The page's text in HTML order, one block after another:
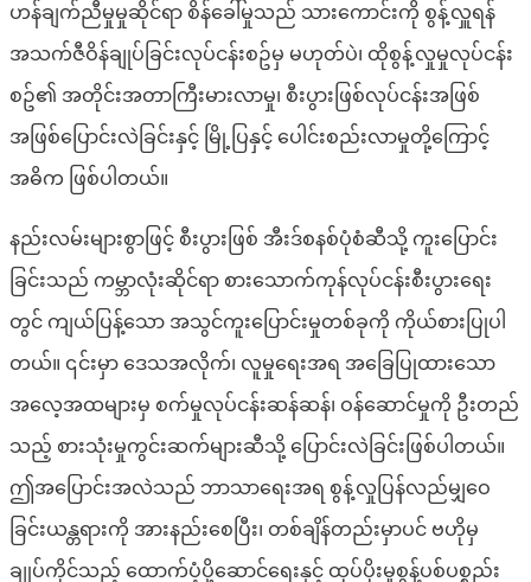
ဟန်ချက်ညီမှုမှုဆိုင်ရာ စိန်ခေါ်မှုသည် သားကောင်းကို စွန့်လှူရန်
အသက်ဇီဝိန်ချုပ်ခြင်းလုပ်ငန်းစဥ်မှ မဟုတ်ပဲ၊ ထိုစွန့်လှုမှုလုပ်ငန်း
စဥ်၏ အတိုင်းအတာကြီးမားလာမှု၊ စီးပွားဖြစ်လုပ်ငန်းအဖြစ်
အဖြစ်ပြောင်းလဲခြင်းနှင့် မြို့ပြနှင့် ပေါင်းစည်းလာမှုတို့ကြောင့်
အဓိက ဖြစ်ပါတယ်။
နည်းလမ်းများစွာဖြင့် စီးပွားဖြစ် အီးဒ်စနစ်ပုံစံဆီသို့ ကူးပြောင်း
ခြင်းသည် ကမ္ဘာလုံးဆိုင်ရာ စားသောက်ကုန်လုပ်ငန်းစီးပွားရေး
တွင် ကျယ်ပြန့်သော အသွင်ကူးပြောင်းမှုတစ်ခုကို ကိုယ်စားပြုပါ
တယ်။ ၎င်းမှာ ဒေသအလိုက်၊ လူမှုရေးအရ အခြေပြုထားသော
အလေ့အထများမှ စက်မှုလုပ်ငန်းဆန်ဆန်၊ ဝန်ဆောင်မှုကို ဦးတည်
သည့် စားသုံးမှုကွင်းဆက်များဆီသို့ ပြောင်းလဲခြင်းဖြစ်ပါတယ်။
ဤအပြောင်းအလဲသည် ဘာသာရေးအရ စွန့်လှုပြန်လည်မျှဝေ
ခြင်းယန္တရားကို အားနည်းစေပြီး၊ တစ်ချိန်တည်းမှာပင် ဗဟိုမှ
ချုပ်ကိုင်သည့် ထောက်ပံ့ပို့ဆောင်ရေးနှင့် ထုပ်ပိုးမှုစွန့်ပစ်ပစ္စည်း